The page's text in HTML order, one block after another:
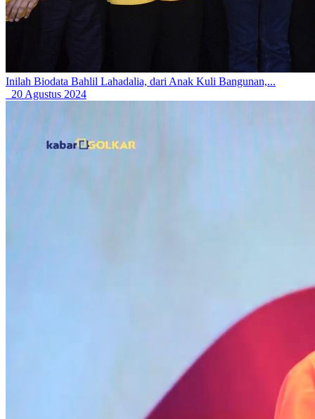
Inilah Biodata Bahlil Lahadalia, dari Anak Kuli Bangunan,...
20 Agustus 2024